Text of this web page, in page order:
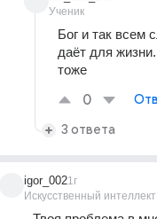
Ученик
Бог и так всем
даёт для
тоже
0
3 ответа
igor_002
Искусственный интеллект
1г